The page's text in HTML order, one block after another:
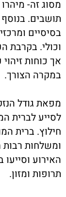
מסוג זה-
תושבים.
בסיסיים
וכולי. בקרבת
אך כוחות
במקרה הצורך.
מפאת גודל
לסייע לברית
חילוץ. ברית
ומשלחות
האירוע
תרופות ומזון.